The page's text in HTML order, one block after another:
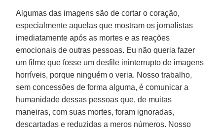
Algumas das imagens são de cortar o coração,
especialmente aquelas que mostram os jornalistas
imediatamente após as mortes e as reações
emocionais de outras pessoas. Eu não queria fazer
um filme que fosse um desfile ininterrupto de imagens
horríveis, porque ninguém o veria. Nosso trabalho,
sem concessões de forma alguma, é comunicar a
humanidade dessas pessoas que, de muitas
maneiras, com suas mortes, foram ignoradas,
descartadas e reduzidas a meros números. Nosso